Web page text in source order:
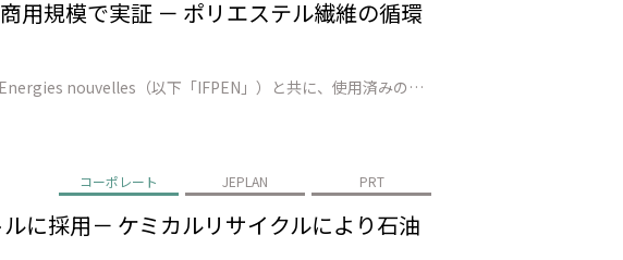
用規模で実証 － ポリエステル繊維の循環
株式会社JEPLAN（代表取締役 執行役員社長：髙尾 正樹、以下「JEPLAN」）は、AxensとIFP Energies nouvelles（以下「IFPEN」）と共に、使用済みの繊維廃棄物数十トンを準商用設備（福岡県北九州市）でリサイクルし、100%廃棄ポリエステルから再生された モノマー*1の製造に成功しました。…
コーポレート JEPLAN PRT
に採用－ ケミカルリサイクルにより石油